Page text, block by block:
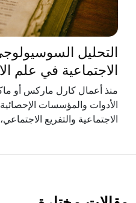
التحليل
الاجتماعية في علم
منذ أعمال كارل ماركس أو
الأدوات والمؤسسات
الاجتماعية والتفريع